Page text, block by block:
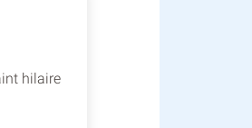
hilaire